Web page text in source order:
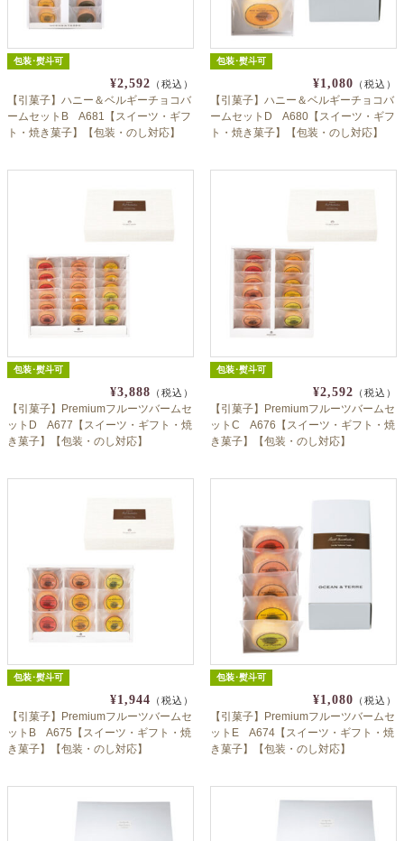
包装･熨斗可
¥2,592 （税込）
【引菓子】ハニー＆ベルギーチョコバ
ームセットB A681【スイーツ・ギフ
ト・焼き菓子】【包装・のし対応】
包装･熨斗可
¥1,080 （税込）
【引菓子】ハニー＆ベルギーチョコバ
ームセットD A680【スイーツ・ギフ
ト・焼き菓子】【包装・のし対応】
包装･熨斗可
¥3,888 （税込）
【引菓子】Premiumフルーツバームセ
ットD A677【スイーツ・ギフト・焼
き菓子】【包装・のし対応】
包装･熨斗可
¥2,592 （税込）
【引菓子】Premiumフルーツバームセ
ットC A676【スイーツ・ギフト・焼
き菓子】【包装・のし対応】
包装･熨斗可
¥1,944 （税込）
【引菓子】Premiumフルーツバームセ
ットB A675【スイーツ・ギフト・焼
き菓子】【包装・のし対応】
包装･熨斗可
¥1,080 （税込）
【引菓子】Premiumフルーツバームセ
ットE A674【スイーツ・ギフト・焼
き菓子】【包装・のし対応】